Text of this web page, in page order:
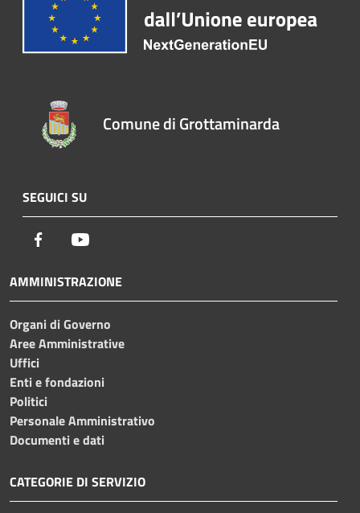
Comune di Grottaminarda
SEGUICI SU
Facebook
AMMINISTRAZIONE
Organi di Governo
Aree Amministrative
Uffici
Enti e fondazioni
Politici
Personale Amministrativo
Documenti e dati
CATEGORIE DI SERVIZIO